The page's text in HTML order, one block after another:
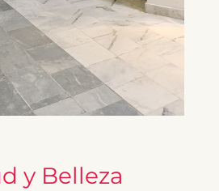
y Belleza